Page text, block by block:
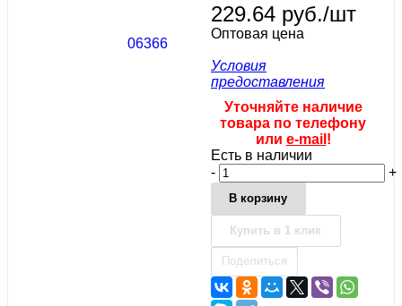
229.64 руб./шт
Оптовая цена
Условия
предоставления
Уточняйте наличие
товара по телефону
или e-mail !
Есть в наличии
-
+
В корзину
Купить в 1 клик
Поделиться